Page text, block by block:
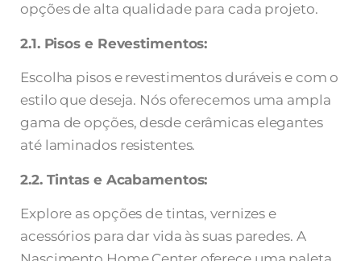
opções de alta qualidade para cada projeto.
2.1. Pisos e Revestimentos:
Escolha pisos e revestimentos duráveis e com o
estilo que deseja. Nós oferecemos uma ampla
gama de opções, desde cerâmicas elegantes
até laminados resistentes.
2.2. Tintas e Acabamentos:
Explore as opções de tintas, vernizes e
acessórios para dar vida às suas paredes. A